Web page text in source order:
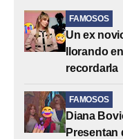
FAMOSOS
Un ex
llorando
recordarla
FAMOSOS
Diana
Presentan